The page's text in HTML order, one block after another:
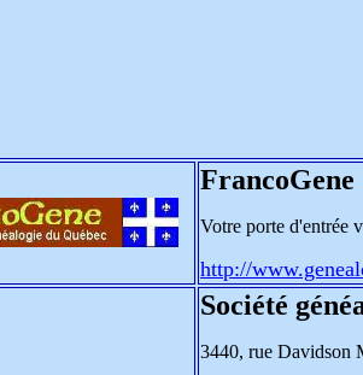
FrancoGene
Votre porte d'entrée
http://
Société
3440, rue Davidson